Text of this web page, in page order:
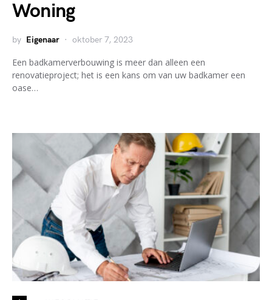
Woning
by Eigenaar oktober 7, 2023
Een badkamerverbouwing is meer dan alleen een
renovatieproject; het is een kans om van uw badkamer een
oase…